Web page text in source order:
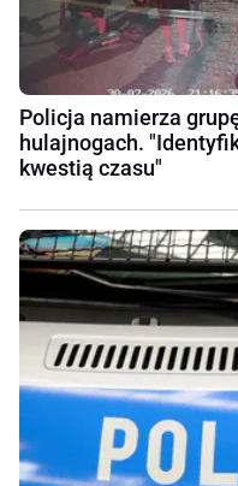
Policja namierza
hulajnogach.
kwestią czasu"